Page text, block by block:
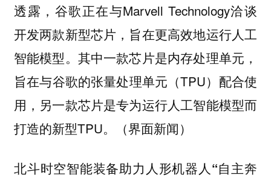
透露，谷歌正在与Marvell Technology洽谈
开发两款新型芯片，旨在更高效地运行人工
智能模型。其中一款芯片是内存处理单元，
旨在与谷歌的张量处理单元（TPU）配合使
用，另一款芯片是专为运行人工智能模型而
打造的新型TPU。（界面新闻）
北斗时空智能装备助力人形机器人“自主奔